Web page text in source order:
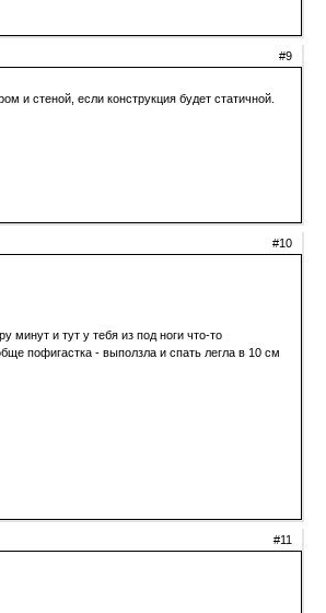
#9
и стеной, если конструкция будет статичной.
#10
минут и тут у тебя из под ноги что-то
пофигастка - выползла и спать легла в 10 см
#11